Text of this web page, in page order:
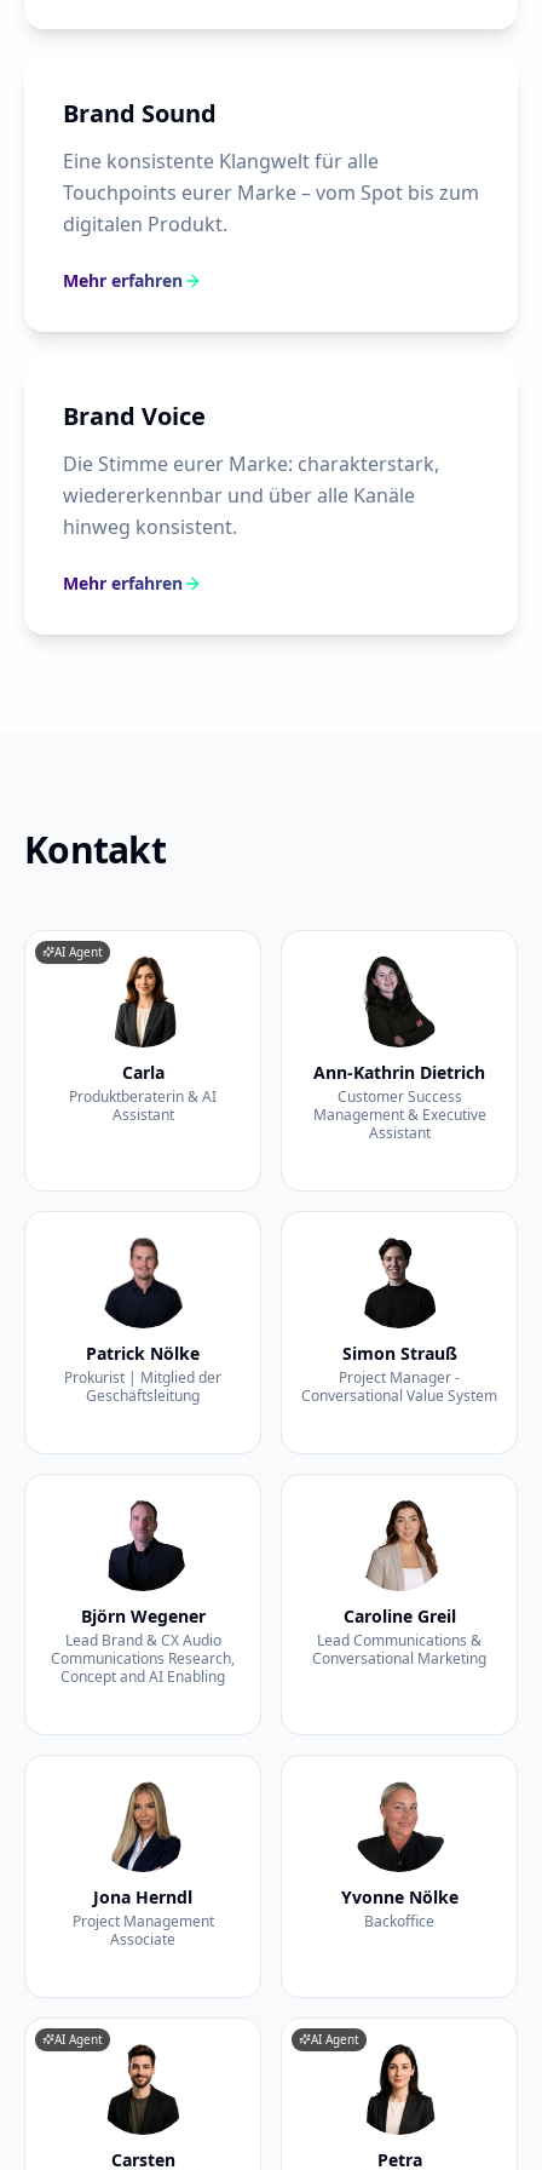
Brand Sound
Eine konsistente Klangwelt für alle
Touchpoints eurer Marke – vom Spot bis zum
digitalen Produkt.
Mehr erfahren
Brand Voice
Die Stimme eurer Marke: charakterstark,
wiedererkennbar und über alle Kanäle
hinweg konsistent.
Mehr erfahren
Kontakt
AI Agent
Carla
Produktberaterin & AI
Assistant
Ann-Kathrin Dietrich
Customer Success
Management & Executive
Assistant
Patrick Nölke
Prokurist | Mitglied der
Geschäftsleitung
Simon Strauß
Project Manager -
Conversational Value System
Björn Wegener
Lead Brand & CX Audio
Communications Research,
Concept and AI Enabling
Caroline Greil
Lead Communications &
Conversational Marketing
Jona Herndl
Project Management
Associate
Yvonne Nölke
Backoffice
AI Agent
Carsten
AI Agent
Petra